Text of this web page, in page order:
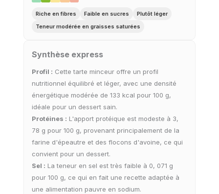
Riche en fibres Faible en sucres
Plutôt léger
Teneur modérée en graisses saturées
Synthèse express
Profil : Cette tarte minceur offre un profil
nutritionnel équilibré et léger, avec une densité
énergétique modérée de 133 kcal pour 100 g,
idéale pour un dessert sain.
Protéines : L'apport protéique est modeste à 3,
78 g pour 100 g, provenant principalement de la
farine d'épeautre et des flocons d'avoine, ce qui
convient pour un dessert.
Sel : La teneur en sel est très faible à 0, 071 g
pour 100 g, ce qui en fait une recette adaptée à
une alimentation pauvre en sodium.